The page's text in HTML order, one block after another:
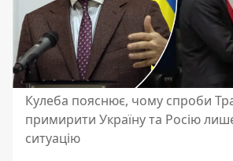
Кулеба пояснює, чому спроби
примирити Україну та Росію
ситуацію